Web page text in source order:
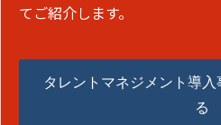
てご紹介します。
タレントマネジメント導
る